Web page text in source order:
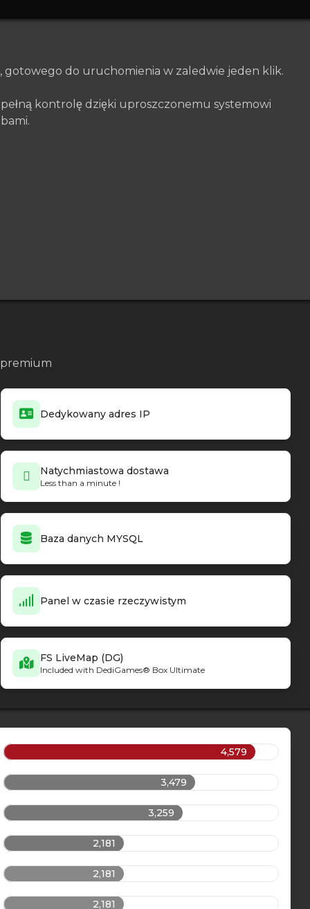
gotowego do uruchomienia w zaledwie jeden klik.
kontrolę dzięki uproszczonemu systemowi
Dedykowany adres IP
Natychmiastowa dostawa
Less than a minute !
Baza danych MYSQL
Panel w czasie rzeczywistym
FS LiveMap (DG)
Included with DediGames® Box Ultimate
4,579
3,479
3,259
2,181
2,181
2,181